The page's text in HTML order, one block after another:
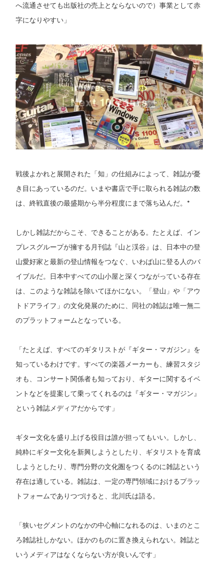
へ流通させても出版社の売上とならないので）事業として赤
字になりやすい」
戦後よかれと展開された「知」の仕組みによって、雑誌が憂
き目にあっているのだ。いまや書店で手に取られる雑誌の数
は、終戦直後の最盛期から半分程度にまで落ち込んだ。*
しかし雑誌だからこそ、できることがある。たとえば、イン
プレスグループが擁する月刊誌『山と渓谷』は、日本中の登
山愛好家と最新の登山情報をつなぐ、いわば山に登る人のバ
イブルだ。日本中すべての山小屋と深くつながっている存在
は、このような雑誌を除いてほかにない。「登山」や「アウ
トドアライフ」の文化発展のために、同社の雑誌は唯一無二
のプラットフォームとなっている。
「たとえば、すべてのギタリストが『ギター・マガジン』を
知っているわけです。すべての楽器メーカーも、練習スタジ
オも、コンサート関係者も知っており、ギターに関するイベ
ントなどを提案して乗ってくれるのは『ギター・マガジン』
という雑誌メディアだからです」
ギター文化を盛り上げる役目は誰が担ってもいい。しかし、
純粋にギター文化を新興しようとしたり、ギタリストを育成
しようとしたり、専門分野の文化圏をつくるのに雑誌という
存在は適している。雑誌は、一定の専門領域におけるプラッ
トフォームでありつづけると、北川氏は語る。
「狭いセグメントのなかの中心軸になれるのは、いまのとこ
ろ雑誌社しかない。ほかのものに置き換えられない。雑誌と
いうメディアはなくならない方が良いんです」